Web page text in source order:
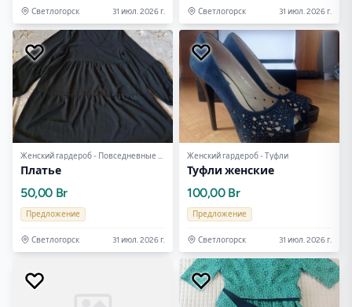
Светлогорск 31 июл. 2026 г. Светлогорск 31 июл. 2026 г.
Женский гардероб - Повседневные платья
Платье
50,00 Br
Предложение
Светлогорск 31 июл. 2026 г.
Женский гардероб - Туфли
Туфли женские
100,00 Br
Предложение
Светлогорск 31 июл. 2026 г.